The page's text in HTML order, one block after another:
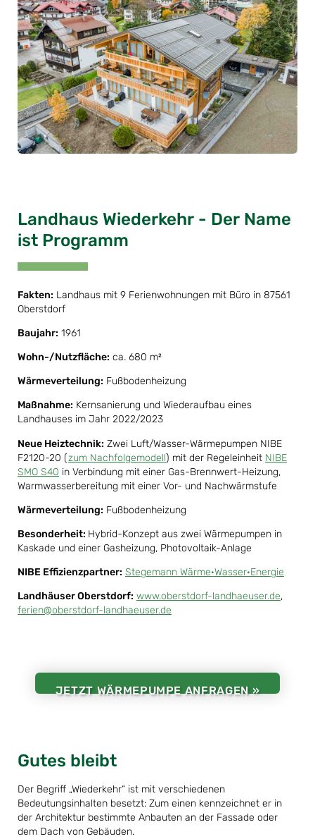
Landhaus Wiederkehr - Der Name
ist Programm
Fakten: Landhaus mit 9 Ferienwohnungen mit Büro in 87561
Oberstdorf
Baujahr: 1961
Wohn-/Nutzfläche: ca. 680 m²
Wärmeverteilung: Fußbodenheizung
Maßnahme: Kernsanierung und Wiederaufbau eines
Landhauses im Jahr 2022/2023
Neue Heiztechnik: Zwei Luft/Wasser-Wärmepumpen NIBE
F2120-20 (zum Nachfolgemodell) mit der Regeleinheit NIBE
SMO S40 in Verbindung mit einer Gas-Brennwert-Heizung,
Warmwasserbereitung mit einer Vor- und Nachwärmstufe
Wärmeverteilung: Fußbodenheizung
Besonderheit: Hybrid-Konzept aus zwei Wärmepumpen in
Kaskade und einer Gasheizung, Photovoltaik-Anlage
NIBE Effizienzpartner: Stegemann Wärme·Wasser·Energie
Landhäuser Oberstdorf: www.oberstdorf-landhaeuser.de,
ferien@oberstdorf-landhaeuser.de
JETZT WÄRMEPUMPE ANFRAGEN »
Gutes bleibt
Der Begriff „Wiederkehr“ ist mit verschiedenen
Bedeutungsinhalten besetzt: Zum einen kennzeichnet er in
der Architektur bestimmte Anbauten an der Fassade oder
dem Dach von Gebäuden.